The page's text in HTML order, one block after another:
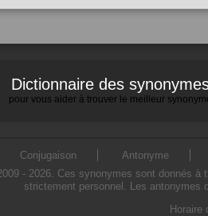
Dictionnaire des
pour vous aider à trouver le meilleur
Conjugaison Antonyme
- 2026. Ces synonymes sont donnés
strictement personnel. Les antonymes
Horaire